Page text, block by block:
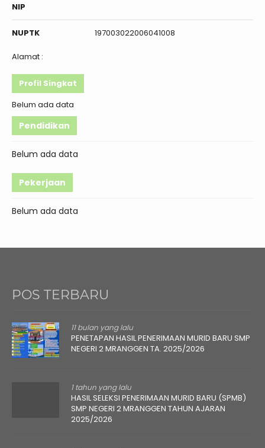
NIP
NUPTK 197003022006041008
Alamat :
Profil Singkat
Belum ada data
Pendidikan
Belum ada data
Pekerjaan
Belum ada data
POS TERBARU
11 bulan yang lalu
PENETAPAN HASIL PENERIMAAN MURID BARU SMP
NEGERI 2 MRANGGEN TA. 2025/2026
1 tahun yang lalu
HASIL SELEKSI PENERIMAAN MURID BARU (SPMB)
SMP NEGERI 2 MRANGGEN TAHUN AJARAN
2025/2026